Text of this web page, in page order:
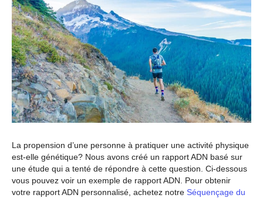
La propension d’une personne à pratiquer une activité physique
est-elle génétique? Nous avons créé un rapport ADN basé sur
une étude qui a tenté de répondre à cette question. Ci-dessous
vous pouvez voir un exemple de rapport ADN. Pour obtenir
votre rapport ADN personnalisé, achetez notre Séquençage du